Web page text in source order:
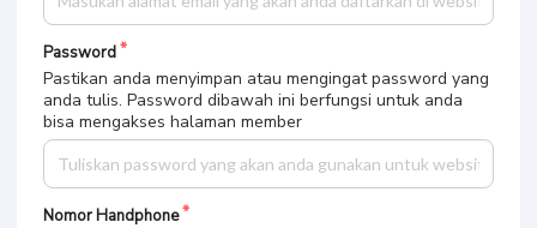
Password
Pastikan anda menyimpan atau mengingat password yang
anda tulis. Password dibawah ini berfungsi untuk anda
bisa mengakses halaman member
Nomor Handphone